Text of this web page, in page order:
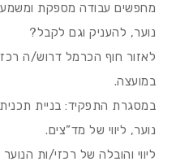
​מחפשים עבודה מספקת
נוער, להעניק וגם לקבל?
לאזור חוף הכרמל דרוש/ה
במועצה.
במסגרת התפקיד: בניית
נוער, ליווי של מד”צים.
ליווי והובלה של רכזי/ות